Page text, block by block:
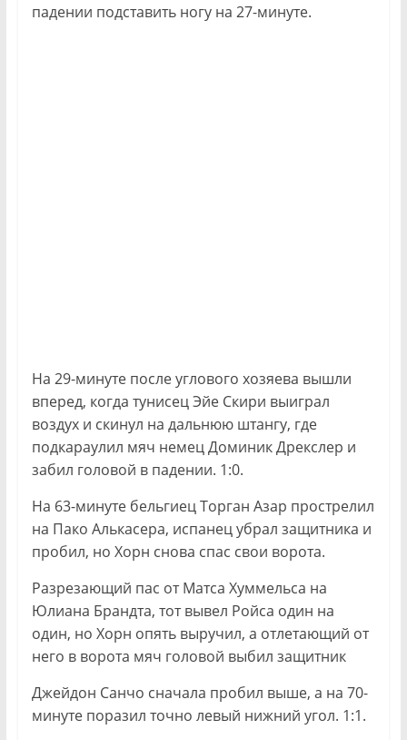
падении подставить ногу на 27-минуте.
На 29-минуте после углового хозяева вышли
вперед, когда тунисец Эйе Скири выиграл
воздух и скинул на дальнюю штангу, где
подкараулил мяч немец Доминик Дрекслер и
забил головой в падении. 1:0.
На 63-минуте бельгиец Торган Азар прострелил
на Пако Алькасера, испанец убрал защитника и
пробил, но Хорн снова спас свои ворота.
Разрезающий пас от Матса Хуммельса на
Юлиана Брандта, тот вывел Ройса один на
один, но Хорн опять выручил, а отлетающий от
него в ворота мяч головой выбил защитник
Джейдон Санчо сначала пробил выше, а на 70-
минуте поразил точно левый нижний угол. 1:1.